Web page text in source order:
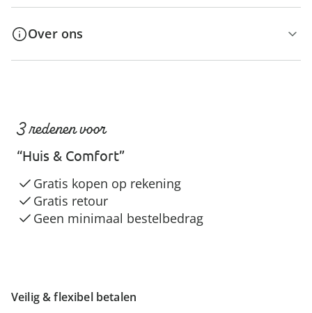
Over ons
Veilig & flexibel betalen
3 redenen voor
“Huis & Comfort”
Gratis kopen op rekening
Gratis retour
Geen minimaal bestelbedrag